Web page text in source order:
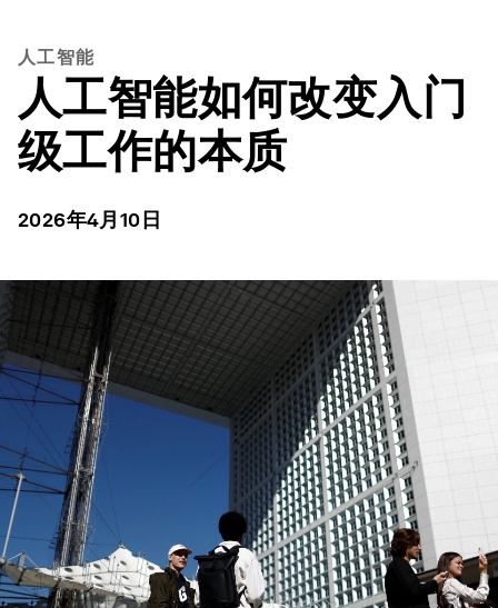
人工智能
人工智能如何改变入门
级工作的本质
2026年4月10日